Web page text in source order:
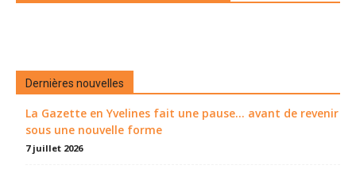
Dernières nouvelles
La Gazette en Yvelines fait une pause... avant de revenir
sous une nouvelle forme
7 juillet 2026